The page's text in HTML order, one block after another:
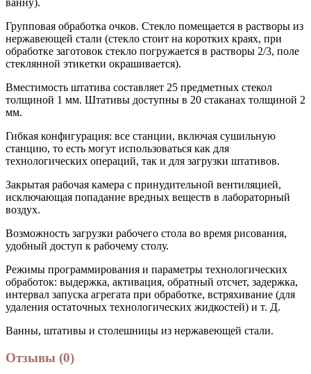
Групповая обработка очков. Стекло помещается в растворы из
нержавеющей стали (стекло стоит на коротких краях, при
обработке заготовок стекло погружается в растворы 2/3, поле
стеклянной этикетки окрашивается).
Вместимость штатива составляет 25 предметных стекол
толщиной 1 мм. Штативы доступны в 20 стаканах толщиной 2
мм.
Гибкая конфигурация: все станции, включая сушильную
станцию, то есть могут использоваться как для
технологических операций, так и для загрузки штативов.
Закрытая рабочая камера с принудительной вентиляцией,
исключающая попадание вредных веществ в лабораторный
воздух.
Возможность загрузки рабочего стола во время рисования,
удобный доступ к рабочему столу.
Режимы программирования и параметры технологических
обработок: выдержка, активация, обратный отсчет, задержка,
интервал запуска агрегата при обработке, встряхивание (для
удаления остаточных технологических жидкостей) и т. Д.
Ванны, штативы и столешницы из нержавеющей стали.
Отзывы (0)